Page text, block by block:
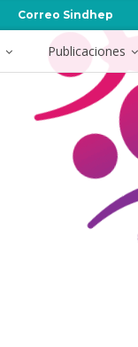
Correo Sindhep
Publicaciones